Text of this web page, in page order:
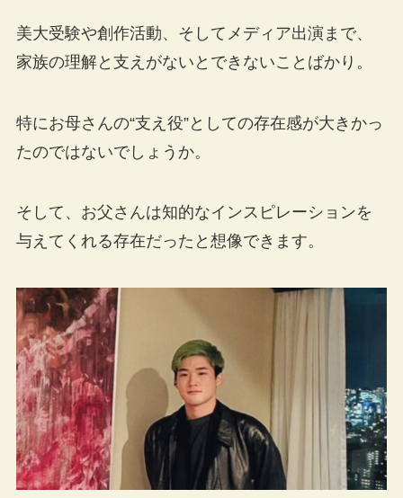
美大受験や創作活動、そしてメディア出演まで、
家族の理解と支えがないとできないことばかり。
特にお母さんの“支え役”としての存在感が大きかっ
たのではないでしょうか。
そして、お父さんは知的なインスピレーションを
与えてくれる存在だったと想像できます。